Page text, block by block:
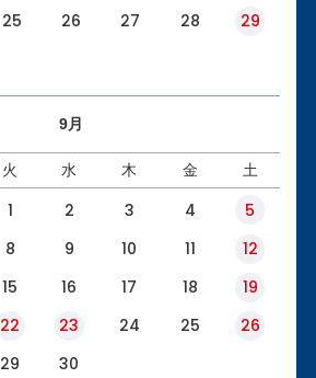
25 26 27 28
29
9月
火 水 木 金 土
1 2 3 4
5
8 9 10 11
12
15 16 17 18
19
22 23 24 25
26
29 30